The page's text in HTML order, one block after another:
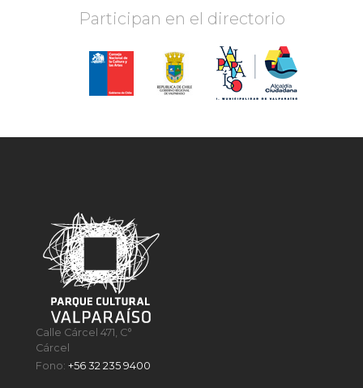
Participan en el directorio
Calle Cárcel 471, C°
Cárcel
Fono:+56 32 235 9400